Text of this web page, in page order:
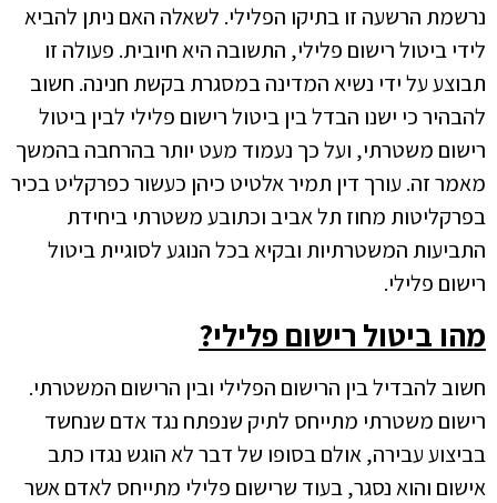
נרשמת הרשעה זו בתיקו הפלילי. לשאלה האם ניתן להביא
לידי ביטול רישום פלילי, התשובה היא חיובית. פעולה זו
תבוצע על ידי נשיא המדינה במסגרת בקשת חנינה. חשוב
להבהיר כי ישנו הבדל בין ביטול רישום פלילי לבין ביטול
רישום משטרתי, ועל כך נעמוד מעט יותר בהרחבה בהמשך
מאמר זה. עורך דין תמיר אלטיט כיהן כעשור כפרקליט בכיר
בפרקליטות מחוז תל אביב וכתובע משטרתי ביחידת
התביעות המשטרתיות ובקיא בכל הנוגע לסוגיית ביטול
רישום פלילי.
מהו ביטול רישום פלילי?
חשוב להבדיל בין הרישום הפלילי ובין הרישום המשטרתי.
רישום משטרתי מתייחס לתיק שנפתח נגד אדם שנחשד
בביצוע עבירה, אולם בסופו של דבר לא הוגש נגדו כתב
אישום והוא נסגר, בעוד שרישום פלילי מתייחס לאדם אשר